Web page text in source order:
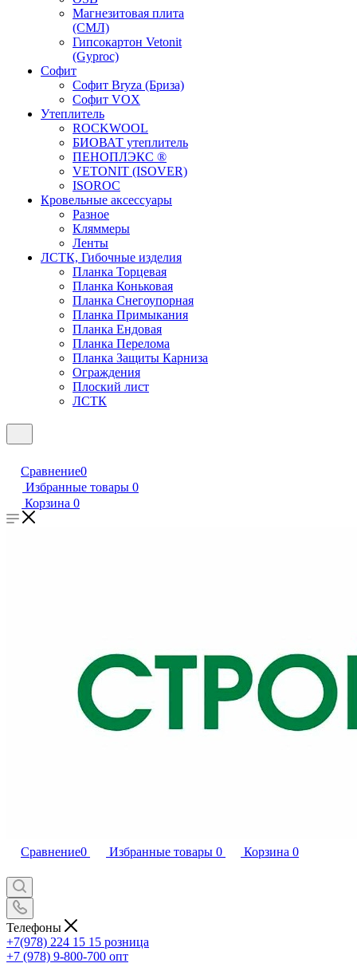
Магнезитовая плита
(СМЛ)
Гипсокартон Vetonit
(Gyproc)
Софит
Софит Bryza (Бриза)
Софит VOX
Утеплитель
ROCKWOOL
БИОВАТ утеплитель
ПЕНОПЛЭКС ®
VETONIT (ISOVER)
ISOROC
Кровельные аксессуары
Разное
Кляммеры
Ленты
ЛСТК, Гибочные изделия
Планка Торцевая
Планка Коньковая
Планка Снегоупорная
Планка Примыкания
Планка Ендовая
Планка Перелома
Планка Защиты Карниза
Ограждения
Плоский лист
ЛСТК
Сравнение0
Избранные товары 0
Корзина 0
Сравнение0 Избранные товары 0 Корзина 0
Телефоны
+7(978) 224 15 15 розница
+7 (978) 9-800-700 опт